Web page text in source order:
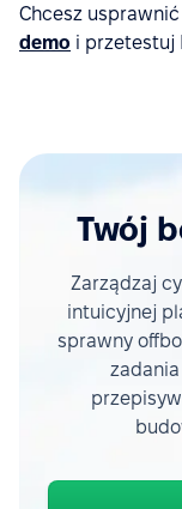
Chcesz
demo i przetestuj
Twój
Zarządzaj
intuicyjnej
sprawny